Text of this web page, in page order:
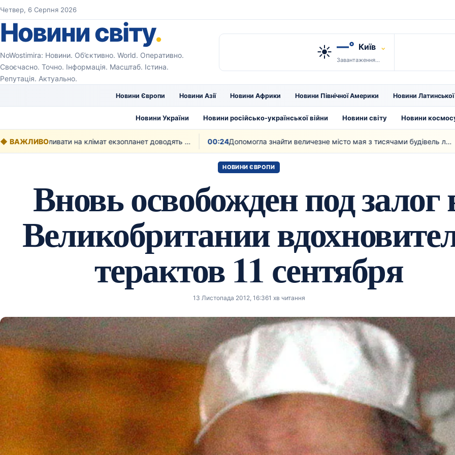
Перейти до вмісту
Четвер, 6 Серпня 2026
Новини світу.
NoWostimira: Новини. Об’єктивно. World. Оперативно.
Своєчасно. Точно. Інформація. Масштаб. Істина.
Репутація. Актуально.
☀️ —° Київ ⌄
Завантаження…
Новини Європи Новини Азії Новини Африки Новини Північної Америки Новини
Новини України Новини російсько-української війни Новини світу Новини
◆ ВАЖЛИВО Як рослинність може впливати на клімат екзопланет доводять вчені 00:24 Допомогла знайти величезне місто мая з тисячами будівель лазерна технологія
НОВИНИ ЄВРОПИ
Вновь освобожден под залог
Великобритании
терактов 11 сентября
13 Листопада 2012, 16:361 хв читання